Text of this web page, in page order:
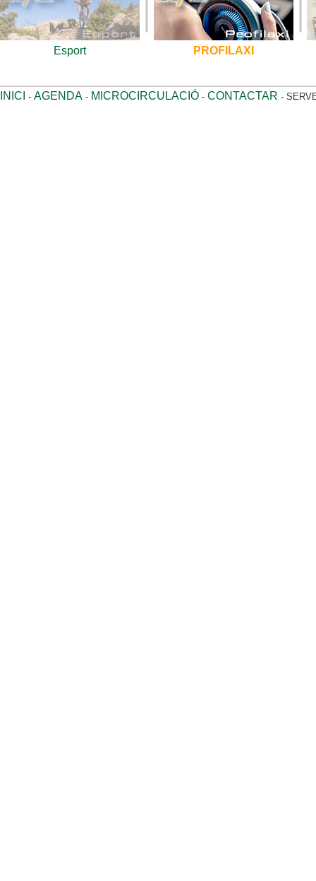
Esport PROFILAXI
INICI - AGENDA - MICROCIRCULACIÓ - CONTACTAR -